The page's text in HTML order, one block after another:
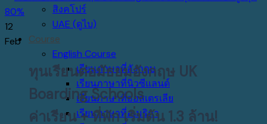
สิงคโปร์
UAE (ดูไบ)
Course
English Course
เรียนภาษาที่อังกฤษ
เรียนภาษาที่นิวซีแลนด์
เรียนภาษาที่ออสเตรเลีย
เรียนภาษาที่อเมริกา
12
Feb
ทุนเรียนต่อมัธยมอังกฤษ UK
Boarding Schools
ค่าเรียน + ที่พัก เริ่มต้น 1.3 ล้าน!